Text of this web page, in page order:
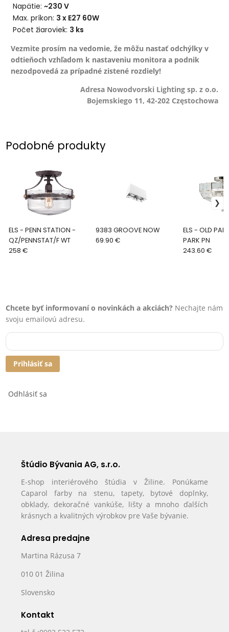
Napätie:~230 V
Max. príkon: 3 x E27 60W
Počet žiaroviek: 3 ks
Vezmite prosím na vedomie, že môžu nastať odchýlky v
odtieňoch vzhľadom k nastaveniu monitora a podnik
nezodpovedá za prípadné zistené rozdiely!
Adresa Nowodvorski Lighting sp. z o.o.
Bojemskiego 11, 42-202 Częstochowa
Podobné produkty
ELS - PENN STATION -
QZ/PENNSTAT/F WT
258 €
9383 GROOVE NOW
69.90 €
ELS - OLD
PARK PN
243.60 €
Chcete byť informovaní o novinkách a akciách? Nechajte nám
svoju emailovú adresu.
Prihlásiť sa
Odhlásiť sa
Štúdio Bývania AG, s.r.o.
E-shop interiérového štúdia v Žiline. Ponúkame
Caparol farby na stenu, tapety, bytové doplnky,
obklady, dekoračné vankúše, lišty a mnoho ďalších
krásnych a kvalitných výrobkov pre Vaše bývanie.
Adresa predajne
Martina Rázusa 7
010 01 Žilina
Slovensko
Kontakt